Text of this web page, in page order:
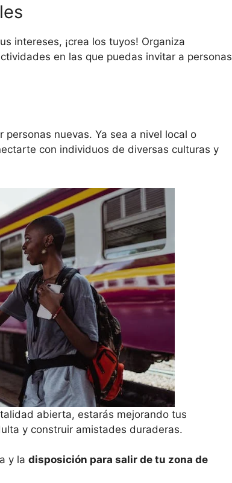
intereses, ¡crea los tuyos! Organiza
en las que puedas invitar a personas
nuevas. Ya sea a nivel local o
con individuos de diversas culturas y
abierta, estarás mejorando tus
y construir amistades duraderas.
y la disposición para salir de tu zona de